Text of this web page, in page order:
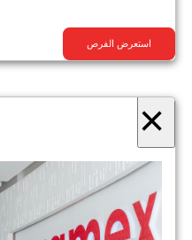
استعرض الفرص
×